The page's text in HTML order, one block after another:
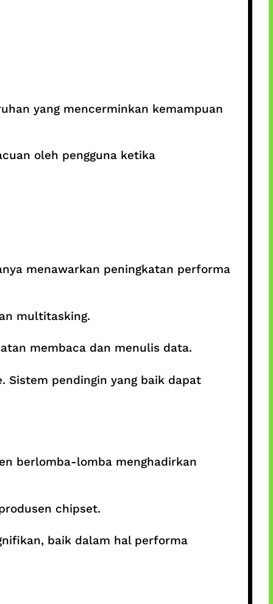
yang mencerminkan kemampuan
oleh pengguna ketika
menawarkan peningkatan performa
multitasking.
membaca dan menulis data.
Sistem pendingin yang baik dapat
berlomba-lomba menghadirkan
chipset.
baik dalam hal performa